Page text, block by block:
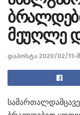
მეუღლე
დაპოსტა 2020/02/11-